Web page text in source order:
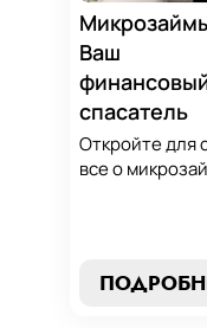
который
поддержит вашу
финансовую
стабильность.
Ваш
спасатель
Откройте для
все о
погашения.